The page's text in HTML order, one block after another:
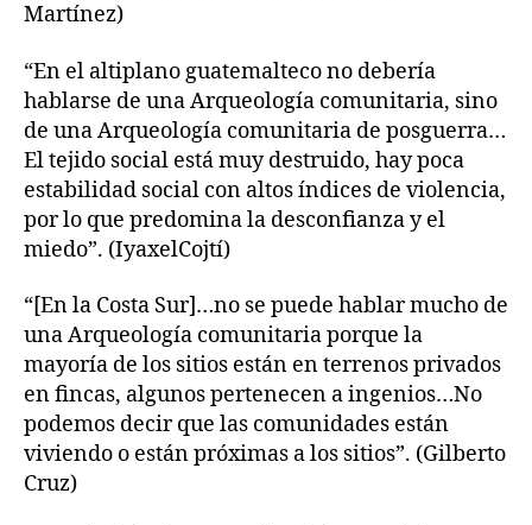
Martínez)
“En el altiplano guatemalteco no debería
hablarse de una Arqueología comunitaria, sino
de una Arqueología comunitaria de posguerra…
El tejido social está muy destruido, hay poca
estabilidad social con altos índices de violencia,
por lo que predomina la desconfianza y el
miedo”. (IyaxelCojtí)
“[En la Costa Sur]…no se puede hablar mucho de
una Arqueología comunitaria porque la
mayoría de los sitios están en terrenos privados
en fincas, algunos pertenecen a ingenios…No
podemos decir que las comunidades están
viviendo o están próximas a los sitios”. (Gilberto
Cruz)